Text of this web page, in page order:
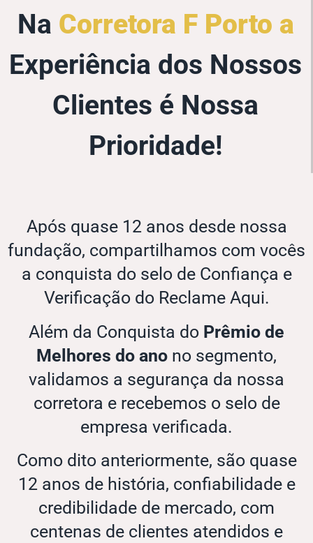
Na Corretora F Porto a
Experiência dos Nossos
Clientes é Nossa
Prioridade!
Após quase 12 anos desde nossa
fundação, compartilhamos com vocês
a conquista do selo de Confiança e
Verificação do Reclame Aqui.
Além da Conquista do Prêmio de
Melhores do ano no segmento,
validamos a segurança da nossa
corretora e recebemos o selo de
empresa verificada.
Como dito anteriormente, são quase
12 anos de história, confiabilidade e
credibilidade de mercado, com
centenas de clientes atendidos e